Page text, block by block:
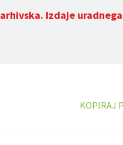
arhivska. Izdaje
KOPIRAJ